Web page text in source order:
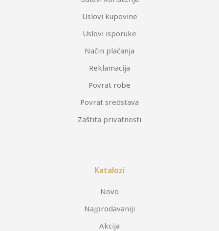
Uslovi kupovine
Uslovi isporuke
Način plaćanja
Reklamacija
Povrat robe
Povrat sredstava
Zaštita privatnosti
Katalozi
Novo
Najprodavaniji
Akcija